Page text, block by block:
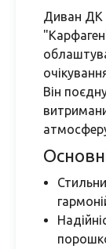
Диван ДК
Він